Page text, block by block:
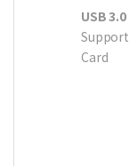
USB
Support
Card